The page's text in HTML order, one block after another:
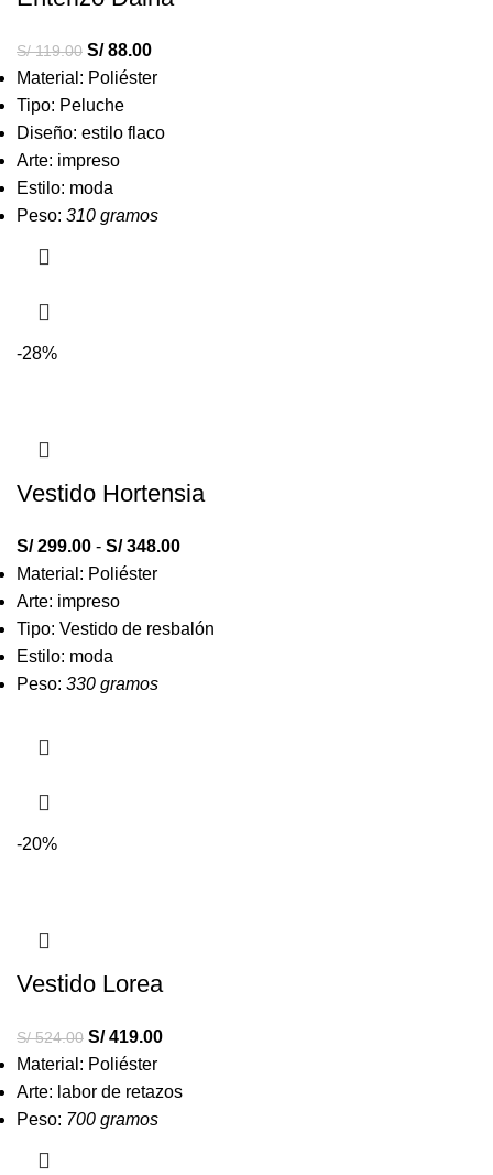
S/119.00 S/88.00
Material: Poliéster
Tipo: Peluche
Diseño: estilo flaco
Arte: impreso
Estilo: moda
Peso: 310 gramos
-28%
Vestido Hortensia
S/299.00 - S/348.00
Material: Poliéster
Arte: impreso
Tipo: Vestido de resbalón
Estilo: moda
Peso: 330 gramos
-20%
Vestido Lorea
S/524.00 S/419.00
Material: Poliéster
Arte: labor de retazos
Peso: 700 gramos